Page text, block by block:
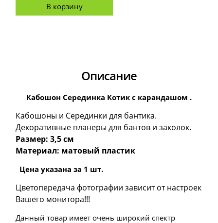
В корзину
Описание
Кабошон Серединка Котик с карандашом .
Кабошоны и Серединки для бантика.
Декоративные планеры для бантов и заколок.
Размер: 3,5 см
Материал: матовый пластик
Цена указана за 1 шт.
Цветопередача фотографии зависит от настроек
Вашего монитора!!!
Данный товар имеет очень широкий спектр